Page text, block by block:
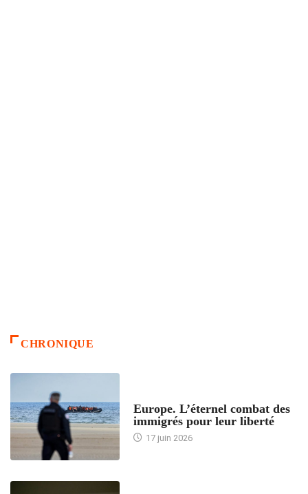
CHRONIQUE
Europe. L’éternel combat des
immigrés pour leur liberté
17 juin 2026